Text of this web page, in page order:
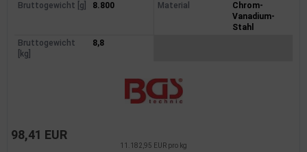
Bruttogewicht [g] 8.800 Material
Chrom-
Vanadium-
Stahl
Bruttogewicht
[kg]
8,8
98,41 EUR
11.182,95 EUR pro kg